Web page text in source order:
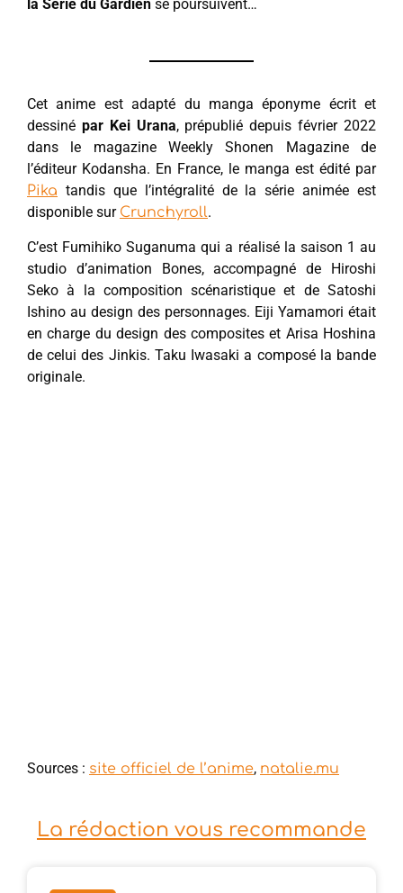
la Série du Gardien se poursuivent…
Cet anime est adapté du manga éponyme écrit et
dessiné par Kei Urana, prépublié depuis février 2022
dans le magazine Weekly Shonen Magazine de
l’éditeur Kodansha. En France, le manga est édité par
Pika tandis que l’intégralité de la série animée est
disponible sur Crunchyroll.
C’est Fumihiko Suganuma qui a réalisé la saison 1 au
studio d’animation Bones, accompagné de Hiroshi
Seko à la composition scénaristique et de Satoshi
Ishino au design des personnages. Eiji Yamamori était
en charge du design des composites et Arisa Hoshina
de celui des Jinkis. Taku Iwasaki a composé la bande
originale.
Sources : site officiel de l’anime, natalie.mu
La rédaction vous recommande